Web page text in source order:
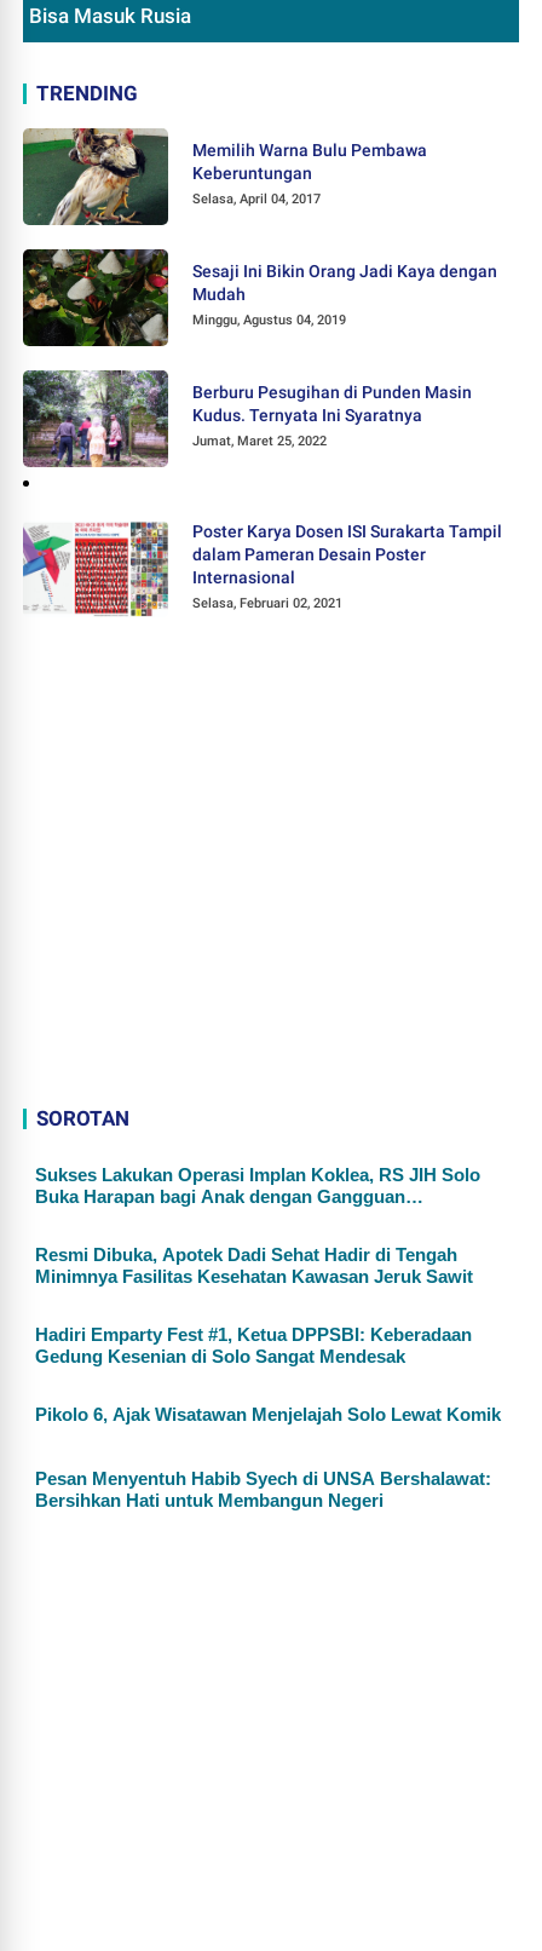
Bisa Masuk Rusia
TRENDING
Memilih Warna Bulu Pembawa
Keberuntungan
Selasa, April 04, 2017
Sesaji Ini Bikin Orang Jadi Kaya dengan
Mudah
Minggu, Agustus 04, 2019
Berburu Pesugihan di Punden Masin
Kudus. Ternyata Ini Syaratnya
Jumat, Maret 25, 2022
Poster Karya Dosen ISI Surakarta Tampil
dalam Pameran Desain Poster
Internasional
Selasa, Februari 02, 2021
SOROTAN
Sukses Lakukan Operasi Implan Koklea, RS JIH Solo
Buka Harapan bagi Anak dengan Gangguan
Resmi Dibuka, Apotek Dadi Sehat Hadir di Tengah
Minimnya Fasilitas Kesehatan Kawasan Jeruk Sawit
Hadiri Emparty Fest #1, Ketua DPPSBI: Keberadaan
Gedung Kesenian di Solo Sangat Mendesak
Pikolo 6, Ajak Wisatawan Menjelajah Solo Lewat Komik
Pesan Menyentuh Habib Syech di UNSA Bershalawat:
Bersihkan Hati untuk Membangun Negeri